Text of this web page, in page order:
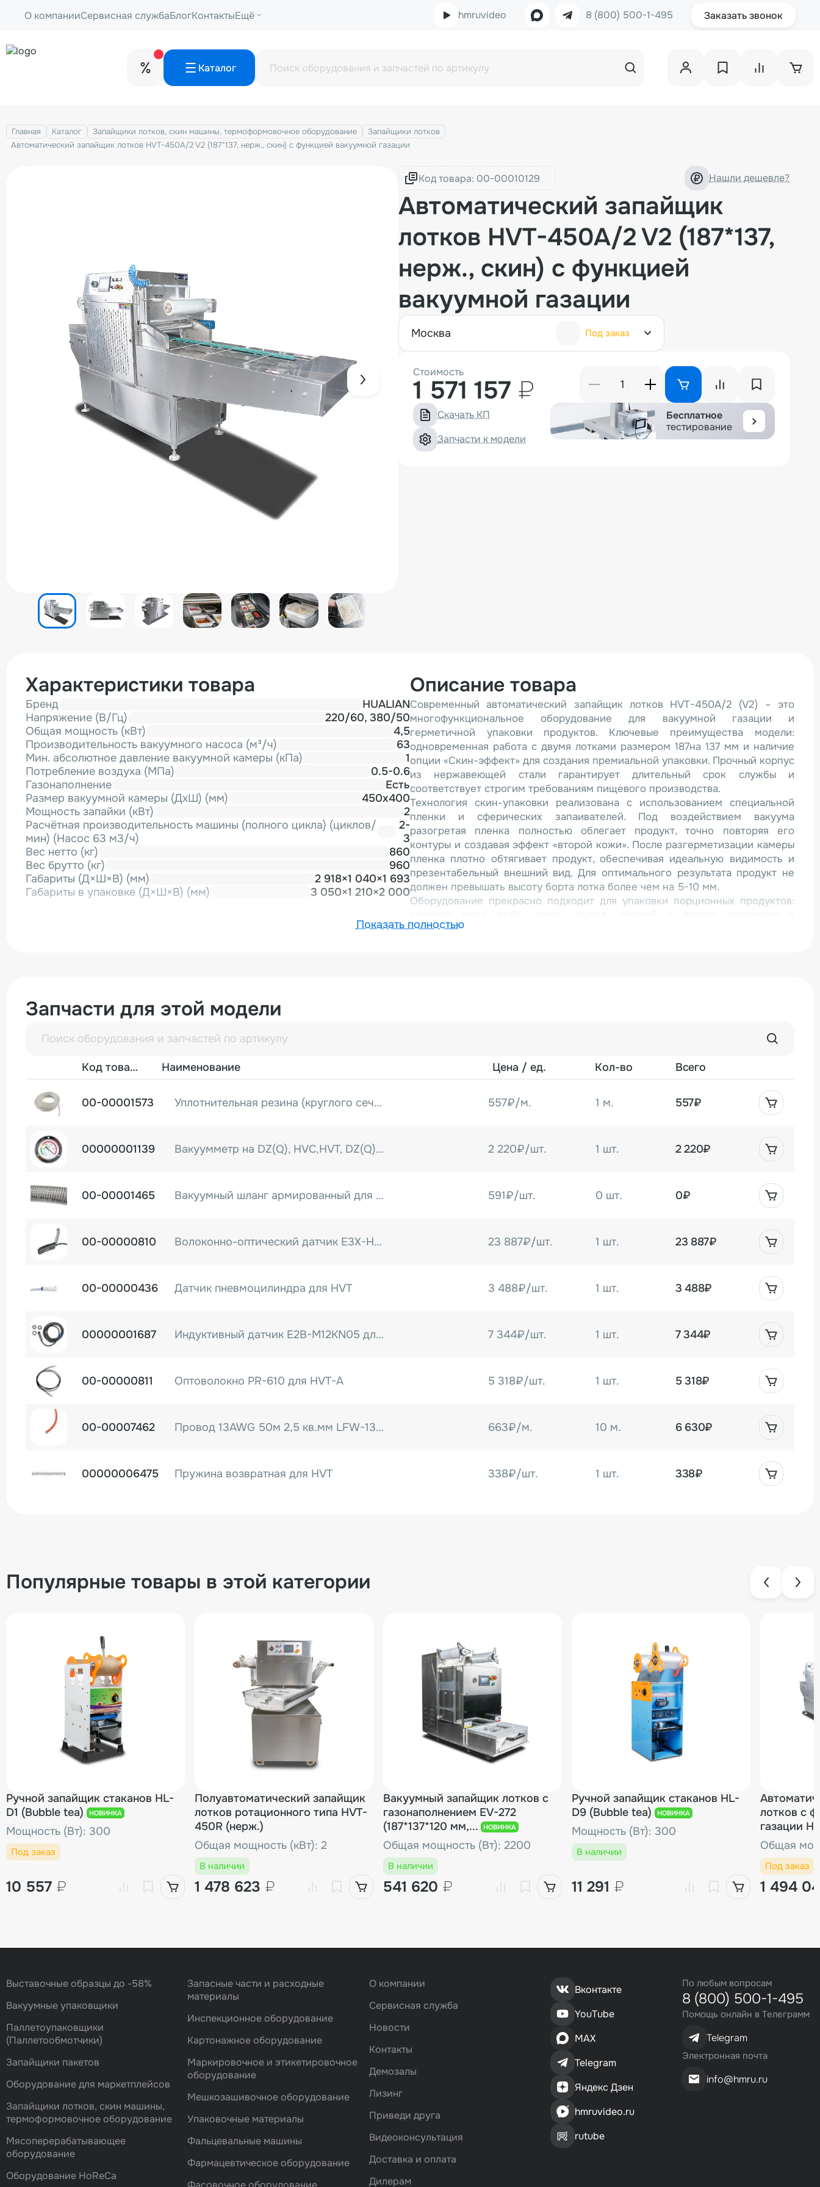
О компанииСервисная службаБлогКонтактыЕщё hmruvideo 8 (800) 500-1-495 Заказать звонок
Каталог
Главная Каталог Запайщики лотков, скин машины, термоформовочное оборудование
Запайщики лотков
Автоматический запайщик лотков HVT-450A/2 V2 (187*137, нерж., скин) с функцией вакуумной газации
Код товара: Нашли дешевле?
Автоматический запайщик
лотков HVT-450A/2 V2 (187*137,
нерж., скин) с функцией
вакуумной газации
москва Под заказ
Стоимость
1 571 157 ₽
Скачать КП
Запчасти к модели
Бесплатное
тестирование
Характеристики товара
Бренд
HUALIAN
Напряжение (В/Гц)
220/60, 380/50
Общая мощность (кВт)
4,5
Производительность вакуумного насоса (м³/ч)
63
Мин. абсолютное давление вакуумной камеры (кПа)
1
Потребление воздуха (МПа)
0.5-0.6
Газонаполнение
Есть
Размер вакуумной камеры (ДхШ) (мм)
450х400
Мощность запайки (кВт)
2
Расчётная производительность машины (полного цикла) (циклов/
мин) (Насос 63 м3/ч)
2-
3
Вес нетто (кг)
860
Вес брутто (кг)
960
Габариты (Д×Ш×В) (мм)
2 918×1 040×1 693
Габариты в упаковке (Д×Ш×В) (мм)
3 050×1 210×2 000
Описание товара
Современный автоматический запайщик лотков HVT-450A/2 (V2) – это
многофункциональное оборудование для вакуумной газации и
герметичной упаковки продуктов. Ключевые преимущества модели:
одновременная работа с двумя лотками размером 187на 137 мм и наличие
опции «Скин-эффект» для создания премиальной упаковки. Прочный корпус
из нержавеющей стали гарантирует длительный срок службы и
соответствует строгим требованиям пищевого производства.
Технология скин-упаковки реализована с использованием специальной
пленки и сферических запаивателей. Под воздействием вакуума
разогретая пленка полностью облегает продукт, точно повторяя его
контуры и создавая эффект «второй кожи». После разгерметизации камеры
пленка плотно обтягивает продукт, обеспечивая идеальную видимость и
презентабельный внешний вид. Для оптимального результата продукт не
должен превышать высоту борта лотка более чем на 5-10 мм.
Оборудование прекрасно подходит для упаковки порционных продуктов:
модифицированной газовой среде (MAP). Процесс полностью
надежные бюджетные аналоги без ущерба для качества работы и ключевых
быстрая замена рулонов пленки, система сматывания отходов, возможность
интеграции в производственную линию.
Улучшите презентацию и увеличите срок хранения вашей продукции с HVT-
Показать полностью
Запчасти для этой модели
Код товара Наименование Цена / ед. Кол-во Всего
00-00001573 Уплотнительная резина (круглого сечения) для HVT 557₽/м. 1 м. 557₽
00000001139 Вакуумметр на DZ(Q), HVC,HVT, DZ(Q) NEW 2 220₽/шт. 1 шт. 2 220₽
00-00001465 Вакуумный шланг армированный для HVT 591₽/шт. 0 шт. 0₽
00-00000810 Волоконно-оптический датчик E3X-HD11 для HVT-A 23 887₽/шт. 1 шт. 23 887₽
00-00000436 Датчик пневмоцилиндра для HVT 3 488₽/шт. 1 шт. 3 488₽
00000001687 Индуктивный датчик E2B-M12KN05 для CXJ/HVT 7 344₽/шт. 1 шт. 7 344₽
00-00000811 Оптоволокно PR-610 для HVT-A 5 318₽/шт. 1 шт. 5 318₽
00-00007462 Провод 13AWG 50м 2,5 кв.мм LFW-13R в мягкой силиконовой изоляции (HVT) 663₽/м. 10 м. 6 630₽
00000006475 Пружина возвратная для HVT 338₽/шт. 1 шт. 338₽
Популярные товары в этой категории
Ручной запайщик стаканов HL-
D1 (Bubble tea)
НОВИНКА
Мощность (Вт): 300
Под заказ
10 557 ₽
Полуавтоматический запайщик
лотков ротационного типа HVT-
450R (нерж.)
Общая мощность (кВт): 2
В наличии
1 478 623 ₽
Вакуумный запайщик лотков с
газонаполнением EV-272
(187*137*120 мм,...
НОВИНКА
Общая мощность (Вт): 2200
В наличии
541 620 ₽
Ручной запайщик стаканов HL-
D9 (Bubble tea)
НОВИНКА
Мощность (Вт): 300
В наличии
11 291 ₽
лотков с
газации
Общая
Под заказ
1 494
Выставочные образцы до -58%
Вакуумные упаковщики
Паллетоупаковщики
(Паллетообмотчики)
Запайщики пакетов
Оборудование для маркетплейсов
Запайщики лотков, скин машины,
термоформовочное оборудование
Мясоперерабатывающее
оборудование
Оборудование HoReCa
Запасные части и расходные
материалы
Инспекционное оборудование
Картонажное оборудование
Маркировочное и этикетировочное
оборудование
Мешкозашивочное оборудование
Упаковочные материалы
Фальцевальные машины
Фармацевтическое оборудование
О компании
Сервисная служба
Новости
Контакты
Демозалы
Лизинг
Приведи друга
Видеоконсультация
Доставка и оплата
Дилерам
Вконтакте
YouTube
MAX
Telegram
Яндекс Дзен
hmruvideo.ru
rutube
По любым вопросам
8 (800) 500-1-495
Помощь онлайн в Телеграмм
Telegram
Электронная почта
info@hmru.ru